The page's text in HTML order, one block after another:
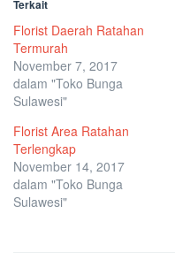
Terkait
Florist Daerah Ratahan
Termurah
November 7, 2017
dalam "Toko Bunga
Sulawesi"
Florist Area Ratahan
Terlengkap
November 14, 2017
dalam "Toko Bunga
Sulawesi"